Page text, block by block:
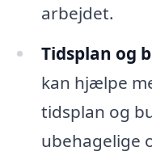
arbejdet.
Tidsplan og
kan hjælpe
tidsplan og
ubehagelige